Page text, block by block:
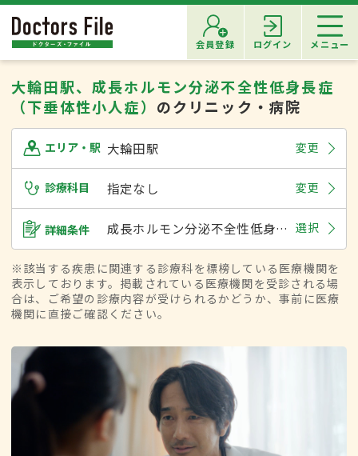
会員登録 ログイン メニュー
大輪田駅、成長ホルモン分泌不全性低身長症
（下垂体性小人症） のクリニック・病院
エリア・駅 大輪田駅 変更
診療科目 指定なし 変更
詳細条件 成長ホルモン分泌不全性低身長症（下垂体性小人症） 選択
※該当する疾患に関連する診療科を標榜している医療機関を
表示しております。掲載されている医療機関を受診される場
合は、ご希望の診療内容が受けられるかどうか、事前に医療
機関に直接ご確認ください。